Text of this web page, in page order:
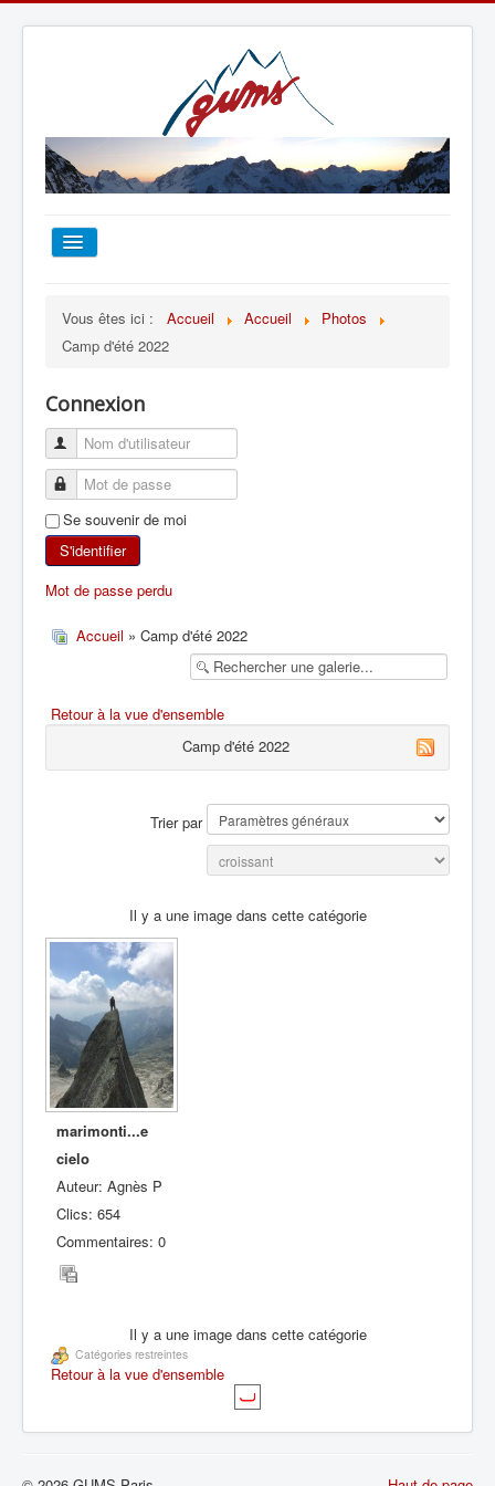
TOUT SUR LE GUMS
ESCALADE
ALPINISME
SKI DE RANDONNÉE
RANDONNÉE SPORTIVE
Vous êtes ici : Accueil Accueil
Photos
Camp d'été 2022
Connexion
Se souvenir de moi
S'identifier
Mot de passe perdu
Accueil » Camp d'été 2022
Retour à la vue d'ensemble
Camp d'été 2022
Trier par
Il y a une image dans cette catégorie
marimonti...e
cielo
Auteur: Agnès P
Clics: 654
Commentaires: 0
Il y a une image dans cette catégorie
Catégories restreintes
Retour à la vue d'ensemble